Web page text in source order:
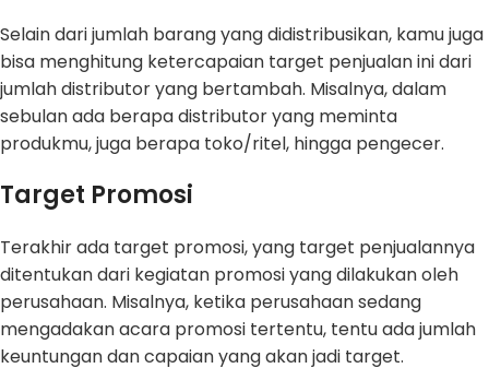
Selain dari jumlah barang yang didistribusikan, kamu juga
bisa menghitung ketercapaian target penjualan ini dari
jumlah distributor yang bertambah. Misalnya, dalam
sebulan ada berapa distributor yang meminta
produkmu, juga berapa toko/ritel, hingga pengecer.
Target Promosi
Terakhir ada target promosi, yang target penjualannya
ditentukan dari kegiatan promosi yang dilakukan oleh
perusahaan. Misalnya, ketika perusahaan sedang
mengadakan acara promosi tertentu, tentu ada jumlah
keuntungan dan capaian yang akan jadi target.